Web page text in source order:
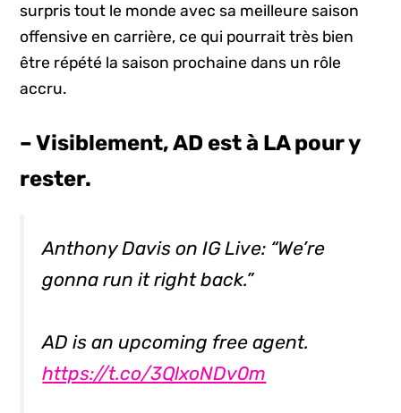
surpris tout le monde avec sa meilleure saison
offensive en carrière, ce qui pourrait très bien
être répété la saison prochaine dans un rôle
accru.
– Visiblement, AD est à LA pour y
rester.
Anthony Davis on IG Live: “We’re
gonna run it right back.”
AD is an upcoming free agent.
https://t.co/3QlxoNDv0m